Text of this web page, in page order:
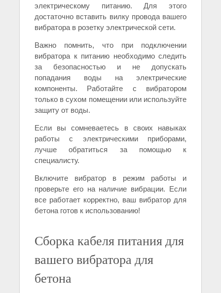
электрическому питанию. Для этого
достаточно вставить вилку провода вашего
вибратора в розетку электрической сети.
Важно помнить, что при подключении
вибратора к питанию необходимо следить
за безопасностью и не допускать
попадания воды на электрические
компоненты. Работайте с вибратором
только в сухом помещении или используйте
защиту от воды.
Если вы сомневаетесь в своих навыках
работы с электрическими приборами,
лучше обратиться за помощью к
специалисту.
Включите вибратор в режим работы и
проверьте его на наличие вибрации. Если
все работает корректно, ваш вибратор для
бетона готов к использованию!
Сборка кабеля питания для
вашего вибратора для
бетона